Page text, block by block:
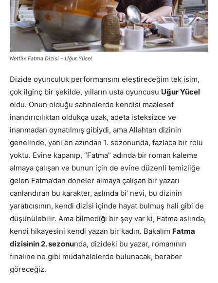
Netflix Fatma Dizisi – Uğur Yücel
Dizide oyunculuk performansını eleştireceğim tek isim,
çok ilginç bir şekilde, yılların usta oyuncusu Uğur Yücel
oldu. Onun olduğu sahnelerde kendisi maalesef
inandırıcılıktan oldukça uzak, adeta isteksizce ve
inanmadan oynatılmış gibiydi, ama Allahtan dizinin
genelinde, yani en azından 1. sezonunda, fazlaca bir rolü
yoktu. Evine kapanıp, “Fatma” adında bir roman kaleme
almaya çalışan ve bunun için de evine düzenli temizliğe
gelen Fatma’dan doneler almaya çalışan bir yazarı
canlandıran bu karakter, aslında bi’ nevi, bu dizinin
yaratıcısının, kendi dizisi içinde hayat bulmuş hali gibi de
düşünülebilir. Ama bilmediği bir şey var ki, Fatma aslında,
kendi hikayesini kendi yazan bir kadın. Bakalım Fatma
dizisinin 2. sezonunda, dizideki bu yazar, romanının
finaline ne gibi müdahalelerde bulunacak, beraber
göreceğiz.